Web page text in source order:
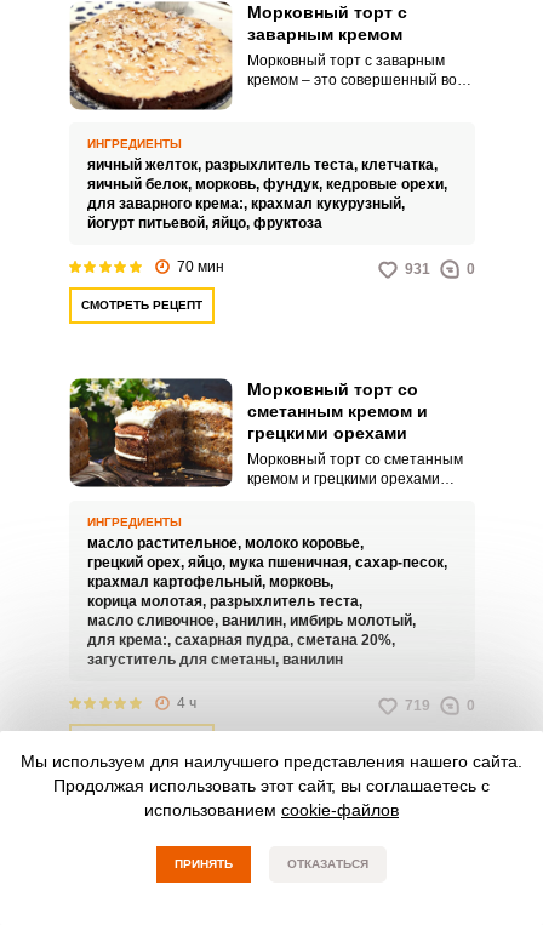
Морковный торт с
заварным кремом
Морковный торт с заварным
кремом – это совершенный во
оригинальный слегка пряный
вкус и нежную текстуру.
ИНГРЕДИЕНТЫ
яичный желток, разрыхлитель теста, клетчатка,
яичный белок, морковь, фундук, кедровые орехи,
для заварного крема:, крахмал кукурузный,
йогурт питьевой, яйцо, фруктоза
70 мин 931 0
СМОТРЕТЬ РЕЦЕПТ
Морковный торт со
сметанным кремом и
грецкими орехами
Морковный торт со сметанным
кремом и грецкими орехами
шумного большого праздника.
Готовится торт несложно,
прекрасно пропитывается
сметанным кремом, получается
в меру сладким и очень нежным.
ИНГРЕДИЕНТЫ
масло растительное, молоко коровье,
грецкий орех, яйцо, мука пшеничная, сахар-песок,
крахмал картофельный, морковь,
корица молотая, разрыхлитель теста,
масло сливочное, ванилин, имбирь молотый,
для крема:, сахарная пудра, сметана 20%,
загуститель для сметаны, ванилин
4 ч 719 0
Морковный торт без муки
Морковный торт без муки – это
легкости и воздушности в одном
десерте. Этот торт станет
Мы используем для наилучшего представления нашего сайта.
Продолжая использовать этот сайт, вы соглашаетесь с
использованием cookie-файлов
ПРИНЯТЬ ОТКАЗАТЬСЯ